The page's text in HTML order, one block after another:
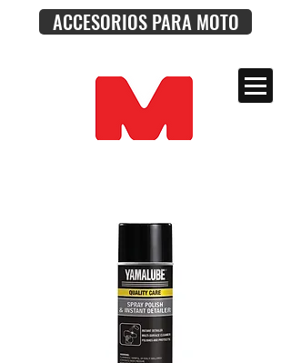
ACCESORIOS PARA MOTO